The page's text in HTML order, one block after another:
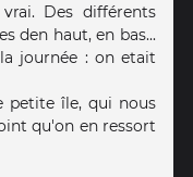
Des différents
den haut, en bas...
journée : on etait
petite île, qui nous
qu'on en ressort